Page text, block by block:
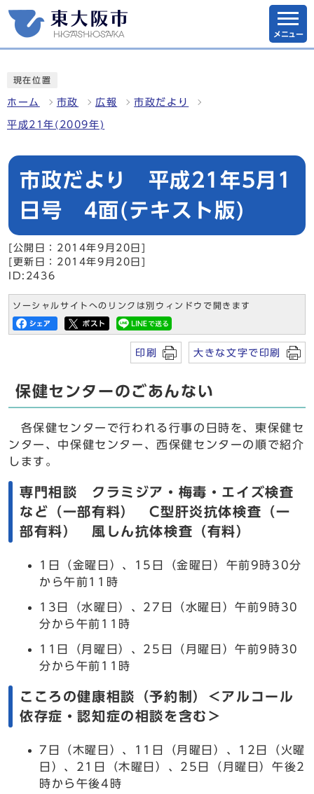
メニュー
現在位置
ホーム 市政 広報 市政だより
平成21年(2009年)
市政だより 平成21年5月1
日号 4面(テキスト版)
[公開日：2014年9月20日]
[更新日：2014年9月20日]
ID:2436
ソーシャルサイトへのリンクは別ウィンドウで開きます
印刷 大きな文字で印刷
保健センターのごあんない
各保健センターで行われる行事の日時を、東保健セ
ンター、中保健センター、西保健センターの順で紹介
します。
専門相談 クラミジア・梅毒・エイズ検査
など（一部有料） C型肝炎抗体検査（一
部有料） 風しん抗体検査（有料）
1日（金曜日）、15日（金曜日）午前9時30分
から午前11時
13日（水曜日）、27日（水曜日）午前9時30
分から午前11時
11日（月曜日）、25日（月曜日）午前9時30
分から午前11時
こころの健康相談（予約制）＜アルコール
依存症・認知症の相談を含む＞
7日（木曜日）、11日（月曜日）、12日（火曜
日）、21日（木曜日）、25日（月曜日）午後2
時から午後4時